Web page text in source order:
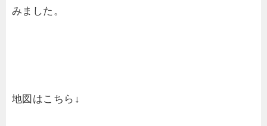
みました。
地図はこちら↓